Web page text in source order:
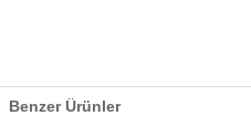
Benzer Ürünler